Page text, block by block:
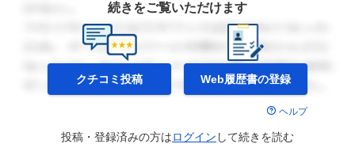
続きをご覧いただけます
クチコミ投稿 Web履歴書の登録
ヘルプ
投稿・登録済みの方はログイン して続きを読む